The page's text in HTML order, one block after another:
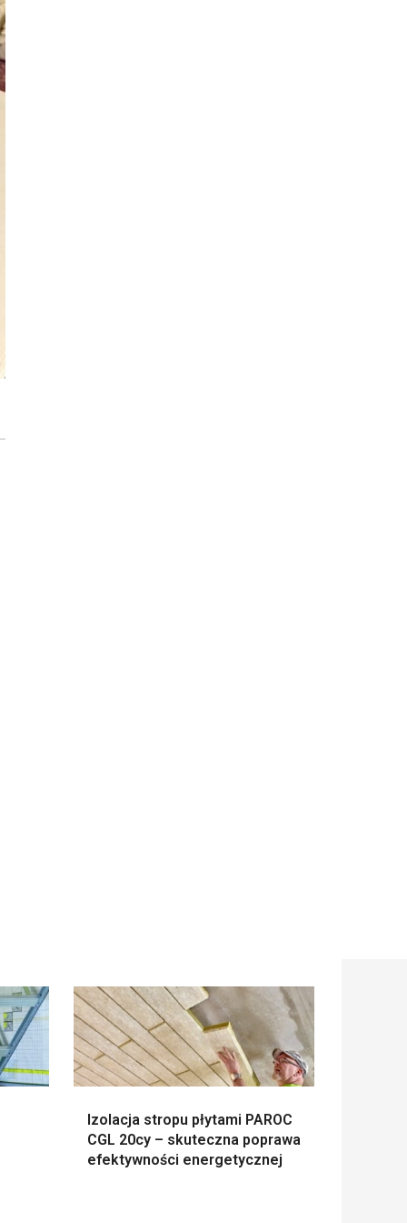
Izolacja stropu płytami PAROC
CGL 20cy – skuteczna poprawa
efektywności energetycznej